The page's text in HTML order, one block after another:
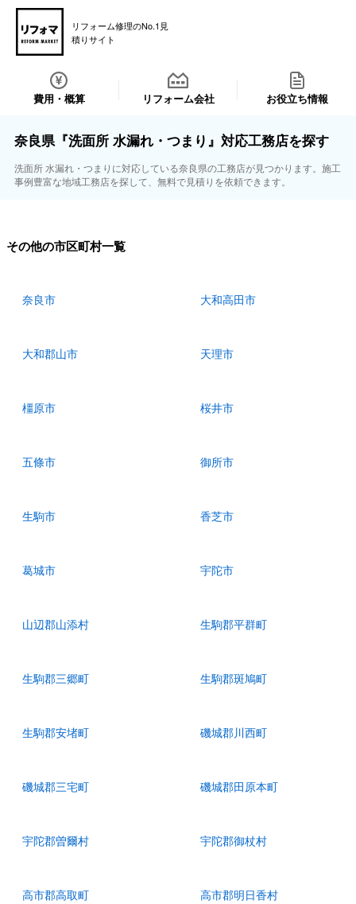
リフォーム修理のNo.1見
積りサイト
費用・概算 リフォーム会社 お役立ち情報
奈良県『洗面所 水漏れ・つまり』対応工務店を探す
洗面所 水漏れ・つまりに対応している奈良県の工務店が見つかります。施工
事例豊富な地域工務店を探して、無料で見積りを依頼できます。
その他の市区町村一覧
奈良市 大和高田市
大和郡山市 天理市
橿原市 桜井市
五條市 御所市
生駒市 香芝市
葛城市 宇陀市
山辺郡山添村 生駒郡平群町
生駒郡三郷町 生駒郡斑鳩町
生駒郡安堵町 磯城郡川西町
磯城郡三宅町 磯城郡田原本町
宇陀郡曽爾村 宇陀郡御杖村
高市郡高取町 高市郡明日香村